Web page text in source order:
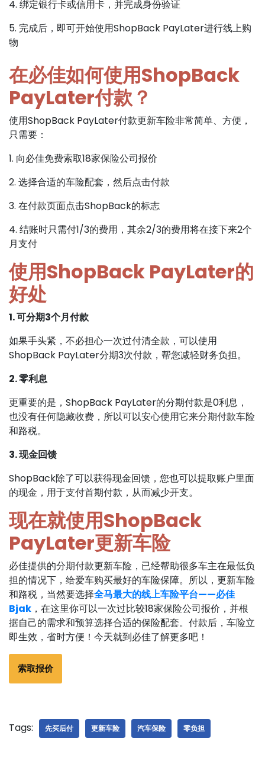
4. 绑定银行卡或信用卡，并完成身份验证
5. 完成后，即可开始使用ShopBack PayLater进行线上购
物
在必佳如何使用ShopBack
PayLater付款？
使用ShopBack PayLater付款更新车险非常简单、方便，
只需要：
1. 向必佳免费索取18家保险公司报价
2. 选择合适的车险配套，然后点击付款
3. 在付款页面点击ShopBack的标志
4. 结账时只需付1/3的费用，其余2/3的费用将在接下来2个
月支付
使用ShopBack PayLater的
好处
1. 可分期3个月付款
如果手头紧，不必担心一次过付清全款，可以使用
ShopBack PayLater分期3次付款，帮您减轻财务负担。
2. 零利息
更重要的是，ShopBack PayLater的分期付款是0利息，
也没有任何隐藏收费，所以可以安心使用它来分期付款车险
和路税。
3. 现金回馈
ShopBack除了可以获得现金回馈，您也可以提取账户里面
的现金，用于支付首期付款，从而减少开支。
现在就使用ShopBack
PayLater更新车险
必佳提供的分期付款更新车险，已经帮助很多车主在最低负
担的情况下，给爱车购买最好的车险保障。所以，更新车险
和路税，当然要选择全马最大的线上车险平台——必佳
Bjak ，在这里你可以一次过比较18家保险公司报价，并根
据自己的需求和预算选择合适的保险配套。付款后，车险立
即生效，省时方便！今天就到必佳了解更多吧！
索取报价
Tags: 先买后付 更新车险 汽车保险 零负担